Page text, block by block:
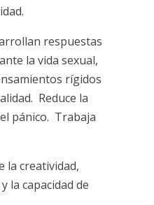
respuestas
la vida sexual,
rígidos
Reduce la
pánico. Trabaja
la creatividad,
la capacidad de